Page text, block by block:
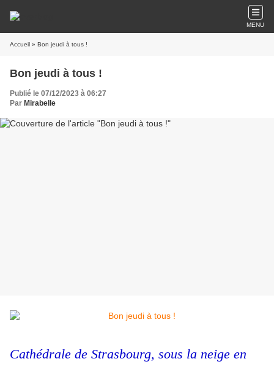
MENU
Accueil » Bon jeudi à tous !
Bon jeudi à tous !
Publié le 07/12/2023 à 06:27
Par Mirabelle
Cathédrale de Strasbourg, sous la neige en